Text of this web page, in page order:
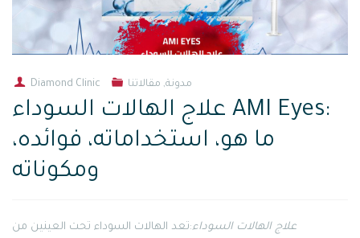
Diamond Clinic مدونة, مقالاتنا
علاج الهالات السوداء AMI Eyes:
ما هو، استخداماته، فوائده،
ومكوناته
علاج الهالات السوداء:تعد الهالات السوداء تحت العينين من